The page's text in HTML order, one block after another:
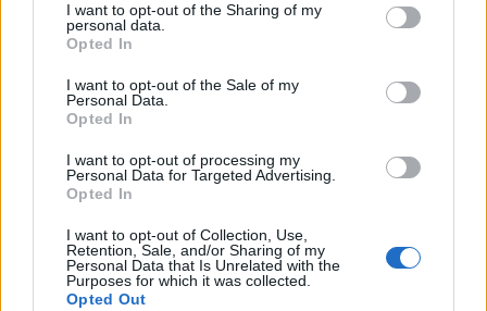
not limited to your visit or usage behaviour. You may click to
grant or deny consent to Google and its third-party tags to
use your data for below specified purposes in below Google
consent section.
I want to opt-out of the Sharing of my
personal data.
Opted In
I want to opt-out of the Sale of my
Personal Data.
Opted In
I want to opt-out of processing my
Personal Data for Targeted Advertising.
Opted In
I want to opt-out of Collection, Use,
Retention, Sale, and/or Sharing of my
Personal Data that Is Unrelated with the
Purposes for which it was collected.
Opted Out
PHOTO STORIES
Είδηση γένους θηλυκού